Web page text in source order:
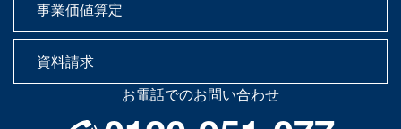
事業価値算定
資料請求
お電話でのお問い合わせ